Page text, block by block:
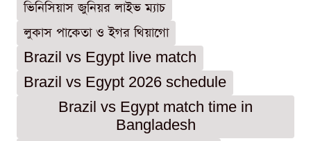
ভিনিসিয়াস জুনিয়র লাইভ ম্যাচ
লুকাস পাকেতা ও ইগর থিয়াগো
Brazil vs Egypt live match
Brazil vs Egypt 2026 schedule
Brazil vs Egypt match time in
Bangladesh